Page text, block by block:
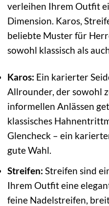
verleihen Ihrem Outfit
Dimension. Karos,
beliebte Muster für
sowohl klassisch als
Karos: Ein karierter
Allrounder, der sowohl
informellen Anlässen
klassisches
Glencheck – ein
gute Wahl.
Streifen: Streifen sind
Ihrem Outfit eine
feine Nadelstreifen,